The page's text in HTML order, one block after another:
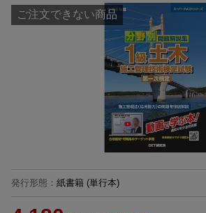
ご注文できない商品
発行形態 ： 紙書籍 (単行本)